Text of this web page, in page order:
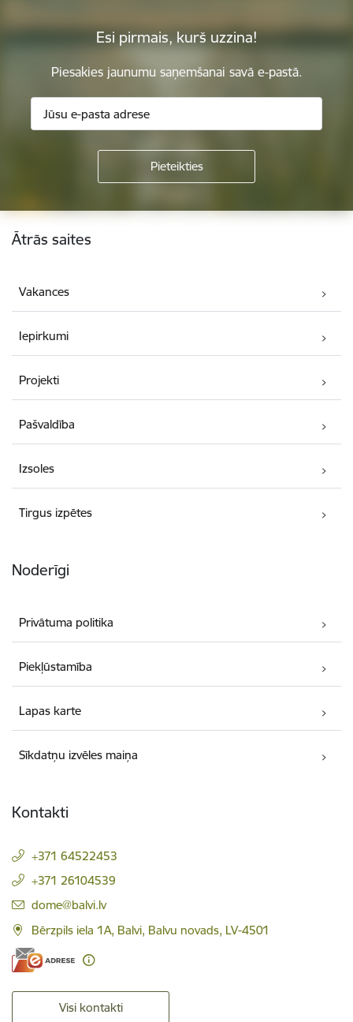
Esi pirmais, kurš uzzina!
Piesakies jaunumu saņemšanai savā e-pastā.
Kājene
Ātrās saites
Vakances
Iepirkumi
Projekti
Pašvaldība
Izsoles
Tirgus izpētes
Noderīgi
Privātuma politika
Piekļūstamība
Lapas karte
Sīkdatņu izvēles maiņa
Kontakti
+371 64522453
+371 26104539
E-pasts:
dome@balvi.lv
Bērzpils iela 1A, Balvi, Balvu novads, LV-4501
Visi kontakti